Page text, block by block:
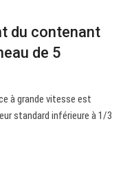
du contenant
de 5
à grande vitesse est
standard inférieure à 1/3